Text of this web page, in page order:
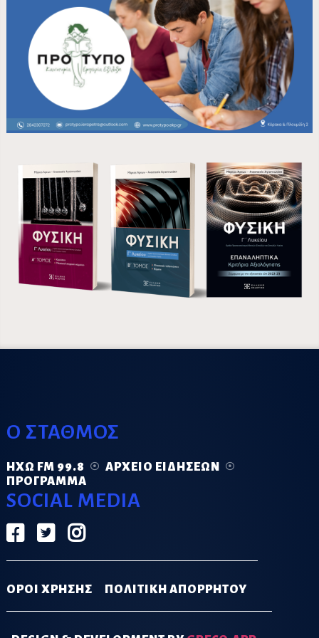
Ο ΣΤΑΘΜΟΣ
ΗΧΏ FM 99.8
ΑΡΧΕΊΟ ΕΙΔΉΣΕΩΝ
ΠΡΌΓΡΑΜΜΑ
SOCIAL MEDIA
ΟΡΟΙ ΧΡΗΣΗΣ ΠΟΛΙΤΙΚΗ ΑΠΟΡΡΗΤΟΥ